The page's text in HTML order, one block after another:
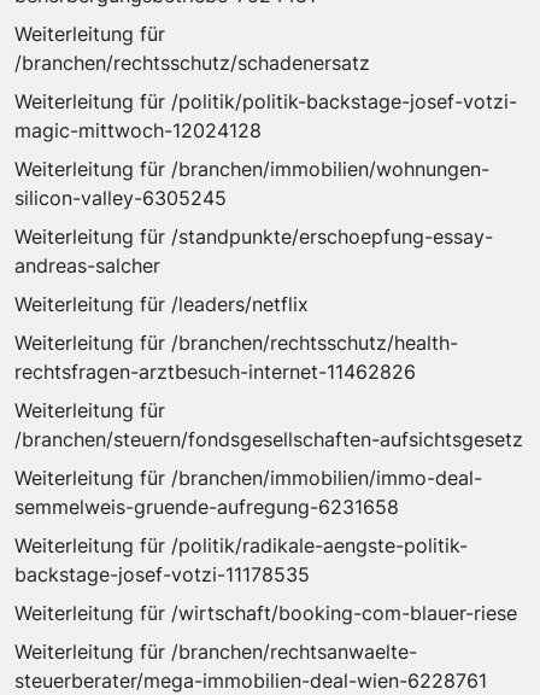
Weiterleitung für
/branchen/rechtsschutz/schadenersatz
Weiterleitung für /politik/politik-backstage-josef-votzi-
magic-mittwoch-12024128
Weiterleitung für /branchen/immobilien/wohnungen-
silicon-valley-6305245
Weiterleitung für /standpunkte/erschoepfung-essay-
andreas-salcher
Weiterleitung für /leaders/netflix
Weiterleitung für /branchen/rechtsschutz/health-
rechtsfragen-arztbesuch-internet-11462826
Weiterleitung für
/branchen/steuern/fondsgesellschaften-aufsichtsgesetz
Weiterleitung für /branchen/immobilien/immo-deal-
semmelweis-gruende-aufregung-6231658
Weiterleitung für /politik/radikale-aengste-politik-
backstage-josef-votzi-11178535
Weiterleitung für /wirtschaft/booking-com-blauer-riese
Weiterleitung für /branchen/rechtsanwaelte-
steuerberater/mega-immobilien-deal-wien-6228761